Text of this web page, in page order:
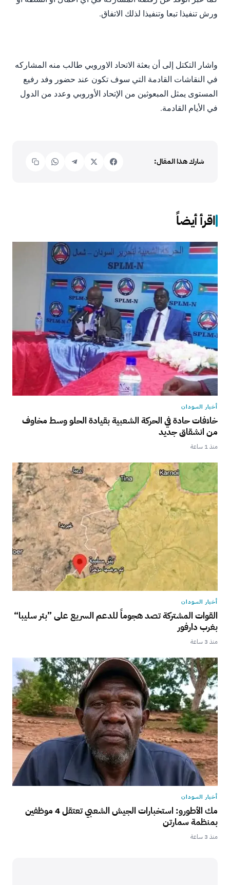
ورش تنفيذا تبعا وتنفيذا لذلك الاتفاق.
واشار التكتل إلى أن بعثة الاتحاد الاوروبي طالب منه المشاركه
في النقاشات القادمة التي سوف تكون عند حضور وفد رفيع
المستوى يمثل المبعوثين من الإتحاد الأوروبي وعدد من الدول
في الأيام القادمة.
شارك هذا المقال:
اقرأ أيضاً
أخبار السودان
خلافات حادة في الحركة الشعبية بقيادة الحلو وسط مخاوف
من انشقاق جديد
منذ 1 ساعة
أخبار السودان
القوات المشتركة تصد هجوماً للدعم السريع على ”بئر سليبا“
بغرب دارفور
منذ 3 ساعة
أخبار السودان
مك الأطورو: استخبارات الجيش الشعبي تعتقل 4 موظفين
بمنظمة سمارتن
منذ 3 ساعة